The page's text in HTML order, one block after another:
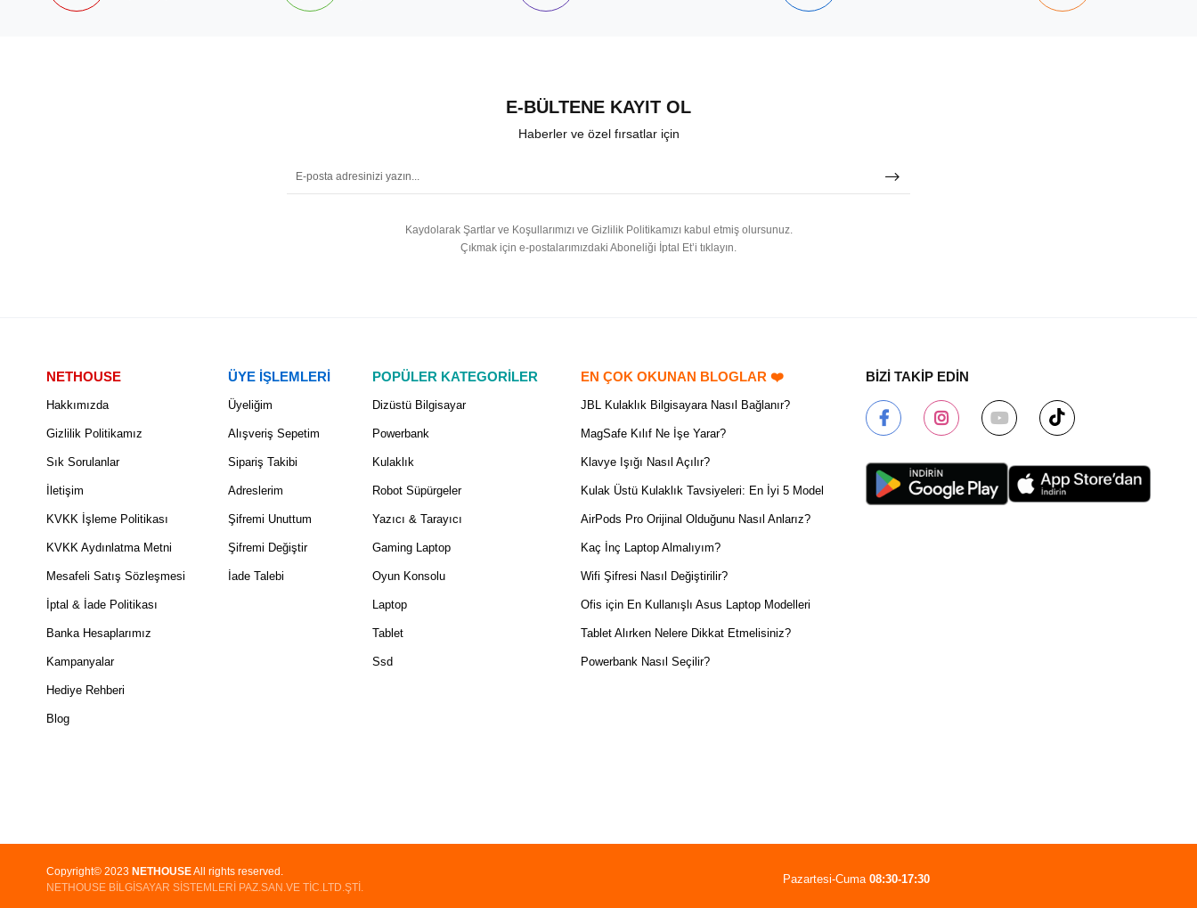
E-BÜLTENE KAYIT OL
Haberler ve özel fırsatlar için
Kaydolarak Şartlar ve Koşullarımızı ve Gizlilik Politikamızı kabul etmiş olursunuz.
Çıkmak için e-postalarımızdaki Aboneliği İptal Et’i tıklayın.
NETHOUSE
Hakkımızda
Gizlilik Politikamız
Sık Sorulanlar
İletişim
KVKK İşleme Politikası
KVKK Aydınlatma Metni
Mesafeli Satış Sözleşmesi
İptal & İade Politikası
Banka Hesaplarımız
Kampanyalar
Hediye Rehberi
Blog
ÜYE İŞLEMLERİ
Üyeliğim
Alışveriş Sepetim
Sipariş Takibi
Adreslerim
Şifremi Unuttum
Şifremi Değiştir
İade Talebi
POPÜLER KATEGORİLER
Dizüstü Bilgisayar
Powerbank
Kulaklık
Robot Süpürgeler
Yazıcı & Tarayıcı
Gaming Laptop
Oyun Konsolu
Laptop
Tablet
Ssd
EN ÇOK OKUNAN BLOGLAR ❤️
JBL Kulaklık Bilgisayara Nasıl Bağlanır?
MagSafe Kılıf Ne İşe Yarar?
Klavye Işığı Nasıl Açılır?
Kulak Üstü Kulaklık Tavsiyeleri: En İyi 5 Model
AirPods Pro Orijinal Olduğunu Nasıl Anlarız?
Kaç İnç Laptop Almalıyım?
Wifi Şifresi Nasıl Değiştirilir?
Ofis için En Kullanışlı Asus Laptop Modelleri
Tablet Alırken Nelere Dikkat Etmelisiniz?
Powerbank Nasıl Seçilir?
BİZİ TAKİP EDİN
Copyright© 2023 NETHOUSEAll rights reserved.
NETHOUSE BİLGİSAYAR SİSTEMLERİ PAZ.SAN.VE TİC.LTD.ŞTİ.
Pazartesi-Cuma 08:30-17:30